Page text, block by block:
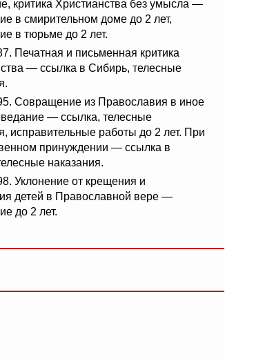
критика Христианства без умысла —
в смирительном доме до 2 лет,
в тюрьме до 2 лет.
Печатная и письменная критика
— ссылка в Сибирь, телесные
Совращение из Православия в иное
— ссылка, телесные
исправительные работы до 2 лет. При
принуждении — ссылка в
наказания.
Уклонение от крещения и
детей в Православной вере —
до 2 лет.